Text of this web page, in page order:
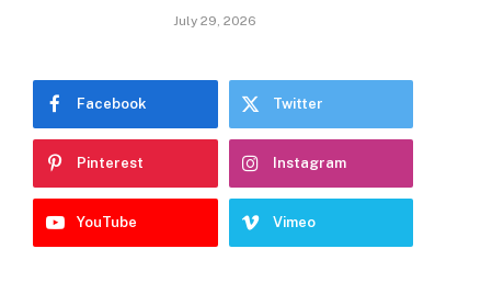
July 29, 2026
Facebook Twitter
Pinterest Instagram
YouTube Vimeo